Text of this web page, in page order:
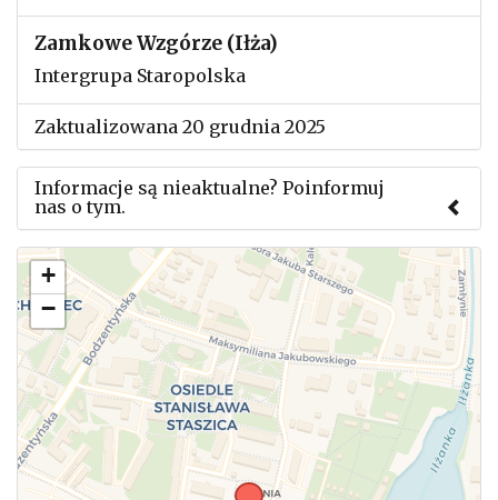
Zamkowe Wzgórze (Iłża)
Intergrupa Staropolska
Zaktualizowana 20 grudnia 2025
Informacje są nieaktualne? Poinformuj
nas o tym.
Użyj tego formularza aby przesłać informację o
zmianach w powyższym mityngu.
+
−